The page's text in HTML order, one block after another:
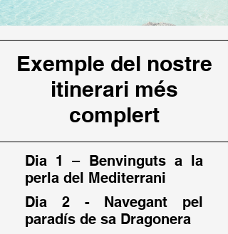
Exemple del nostre
itinerari més
complert
Dia 1 – Benvinguts a la
perla del Mediterrani
Dia 2 - Navegant pel
paradís de sa Dragonera